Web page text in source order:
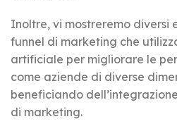
Inoltre, vi mostreremo diversi
funnel di marketing che
artificiale per migliorare le
come aziende di diverse
beneficiando
di marketing.